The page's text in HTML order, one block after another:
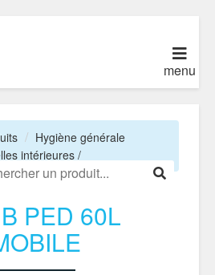
menu
Hygiène générale
intérieures /
PED 60L